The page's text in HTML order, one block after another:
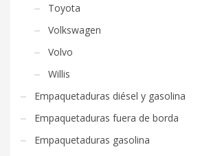
Toyota
Volkswagen
Volvo
Willis
Empaquetaduras diésel y gasolina
Empaquetaduras fuera de borda
Empaquetaduras gasolina